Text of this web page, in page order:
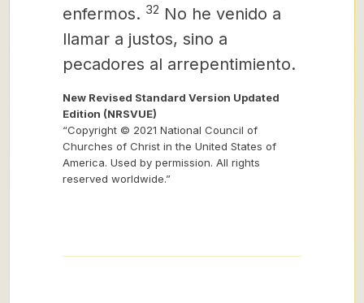
enfermos. 32 No he venido a
llamar a justos, sino a
pecadores al arrepentimiento.
New Revised Standard Version Updated
Edition (NRSVUE)
“Copyright © 2021 National Council of
Churches of Christ in the United States of
America. Used by permission. All rights
reserved worldwide.”